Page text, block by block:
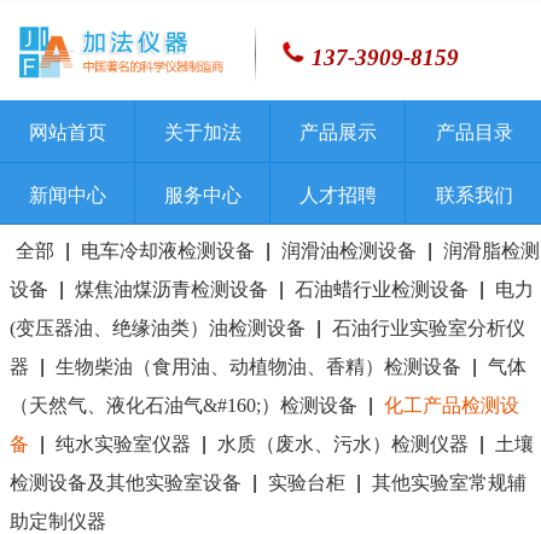
137-3909-8159
网站首页 关于加法 产品展示 产品目录
新闻中心 服务中心 人才招聘 联系我们
全部 电车冷却液检测设备 润滑油检测设备
润滑脂检测
设备
煤焦油煤沥青检测设备 石油蜡行业检测设备
电力
(变压器油、绝缘油类）油检测设备
石油行业实验室分析仪
器
生物柴油（食用油、动植物油、香精）检测设备
气体
（天然气、液化石油气&#160;）检测设备
化工产品检测设
备
纯水实验室仪器 水质（废水、污水）检测仪器
土壤
检测设备及其他实验室设备
实验台柜
其他实验室常规辅
助定制仪器